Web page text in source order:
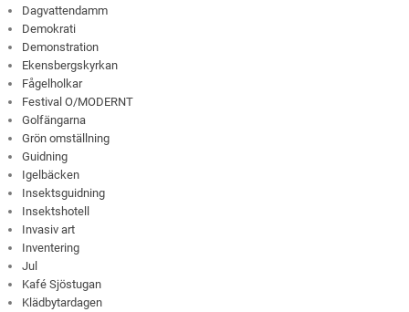
Dagvattendamm
Demokrati
Demonstration
Ekensbergskyrkan
Fågelholkar
Festival O/MODERNT
Golfängarna
Grön omställning
Guidning
Igelbäcken
Insektsguidning
Insektshotell
Invasiv art
Inventering
Jul
Kafé Sjöstugan
Klädbytardagen